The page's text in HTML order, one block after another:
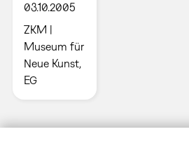
03.10.2005
ZKM |
Museum für
Neue Kunst,
EG